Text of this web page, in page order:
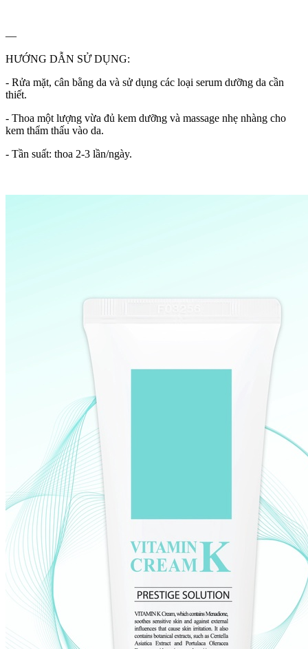
—
HƯỚNG DẪN SỬ DỤNG:
- Rửa mặt, cân bằng da và sử dụng các loại serum dưỡng da cần
thiết.
- Thoa một lượng vừa đủ kem dưỡng và massage nhẹ nhàng cho
kem thẩm thấu vào da.
- Tần suất: thoa 2-3 lần/ngày.